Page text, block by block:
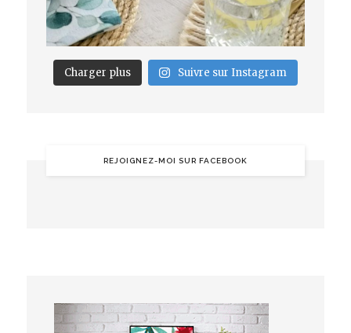
Charger plus Suivre sur Instagram
REJOIGNEZ-MOI SUR FACEBOOK